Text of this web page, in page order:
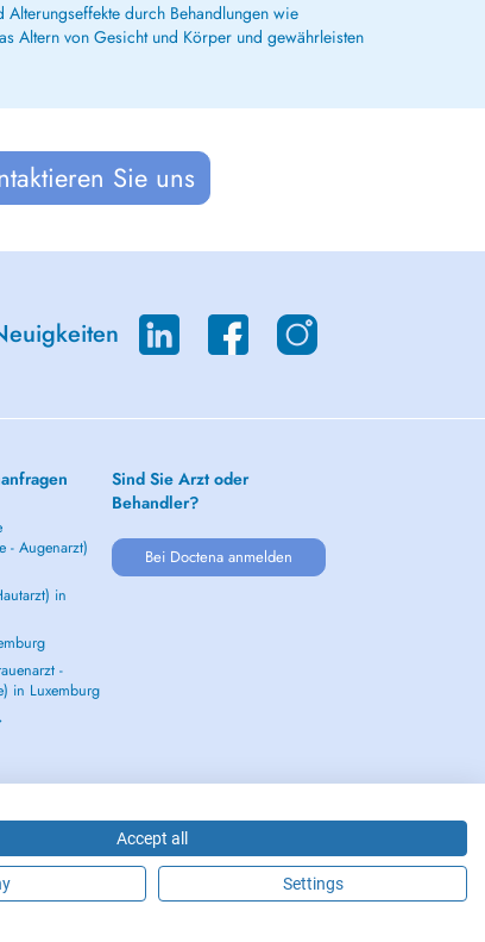
durch Behandlungen wie
Altern von Gesicht und Körper und gewährleisten
Sie uns
- Augenarzt)
in
-
in Luxemburg
Sind Sie Arzt oder
Behandler?
Bei Doctena anmelden
S.A. 42, Rue de la Vallée, L-2661 Luxembourg
Accept all
Settings